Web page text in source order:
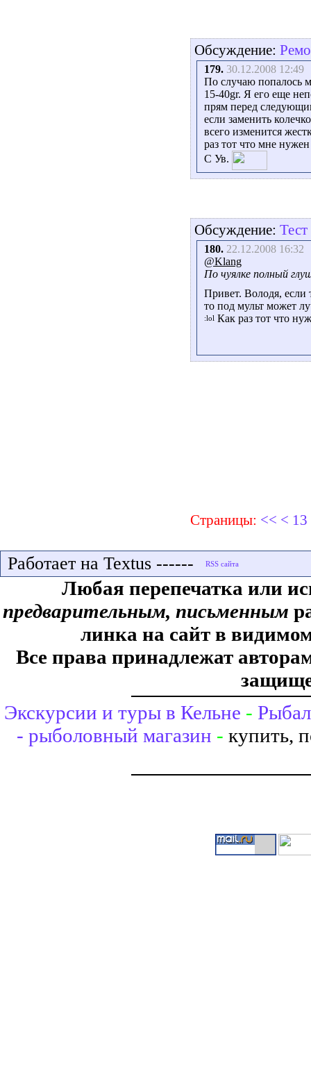
Обсуждение:
179. 30.12.2008 12:49
По случаю попалось
15-40gr. Я его еще
прям перед
если заменить
всего изменится
раз тот что мне
С Ув.
Обсуждение:
180. 22.12.2008 16:32
@Klang
По чуялке полный
Привет. Володя, если
то под мульт может
Как раз тот что
Страницы: << < 13
Работает на Textus ------
Любая перепечатка или
предварительным, письменным
линка на сайт в
Все права принадлежат
Экскурсии и туры в Кельне -
- рыболовный магазин - купить,